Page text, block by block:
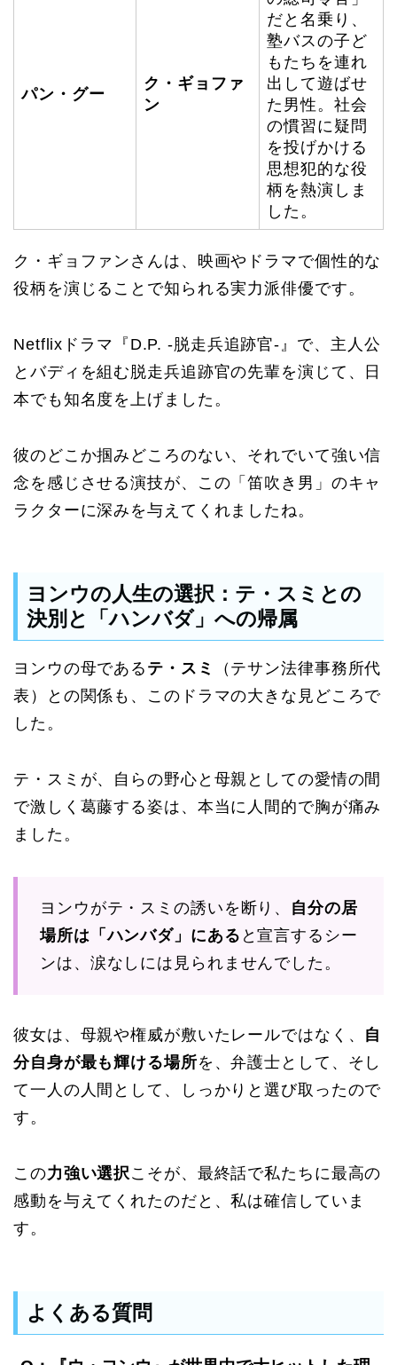
パン・グー
ク・ギョファ
ン
だと名乗り、
塾バスの子ど
もたちを連れ
出して遊ばせ
た男性。社会
の慣習に疑問
を投げかける
思想犯的な役
柄を熱演しま
した。
ク・ギョファンさんは、映画やドラマで個性的な
役柄を演じることで知られる実力派俳優です。
Netflixドラマ『D.P. -脱走兵追跡官-』で、主人公
とバディを組む脱走兵追跡官の先輩を演じて、日
本でも知名度を上げました。
彼のどこか掴みどころのない、それでいて強い信
念を感じさせる演技が、この「笛吹き男」のキャ
ラクターに深みを与えてくれましたね。
ヨンウの人生の選択：テ・スミとの
決別と「ハンバダ」への帰属
ヨンウの母である テ・スミ
（テサン法律事務所代
表）との関係も、このドラマの大きな見どころで
した。
テ・スミが、自らの野心と母親としての愛情の間
で激しく葛藤する姿は、本当に人間的で胸が痛み
ました。
ヨンウがテ・スミの誘いを断り、 自分の居
場所は「ハンバダ」にある と宣言するシー
ンは、涙なしには見られませんでした。
彼女は、母親や権威が敷いたレールではなく、 自
分自身が最も輝ける場所を、弁護士として、そし
て一人の人間として、しっかりと選び取ったので
す。
この力強い選択こそが、最終話で私たちに最高の
感動を与えてくれたのだと、私は確信していま
す。
よくある質問